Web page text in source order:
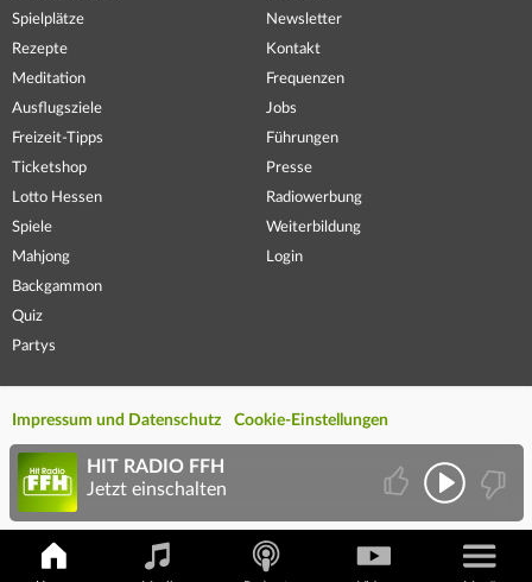
Spielplätze
Rezepte
Meditation
Ausflugsziele
Freizeit-Tipps
Ticketshop
Lotto Hessen
Spiele
Mahjong
Backgammon
Quiz
Partys
Newsletter
Kontakt
Frequenzen
Jobs
Führungen
Presse
Radiowerbung
Weiterbildung
Login
Impressum und Datenschutz Cookie-Einstellungen
HIT RADIO FFH
Jetzt einschalten